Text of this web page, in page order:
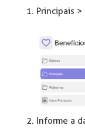
Principais
Informe a